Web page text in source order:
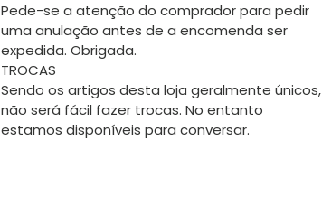
Pede-se a atenção do comprador para pedir
uma anulação antes de a encomenda ser
expedida. Obrigada.
TROCAS
Sendo os artigos desta loja geralmente únicos,
não será fácil fazer trocas. No entanto
estamos disponíveis para conversar.